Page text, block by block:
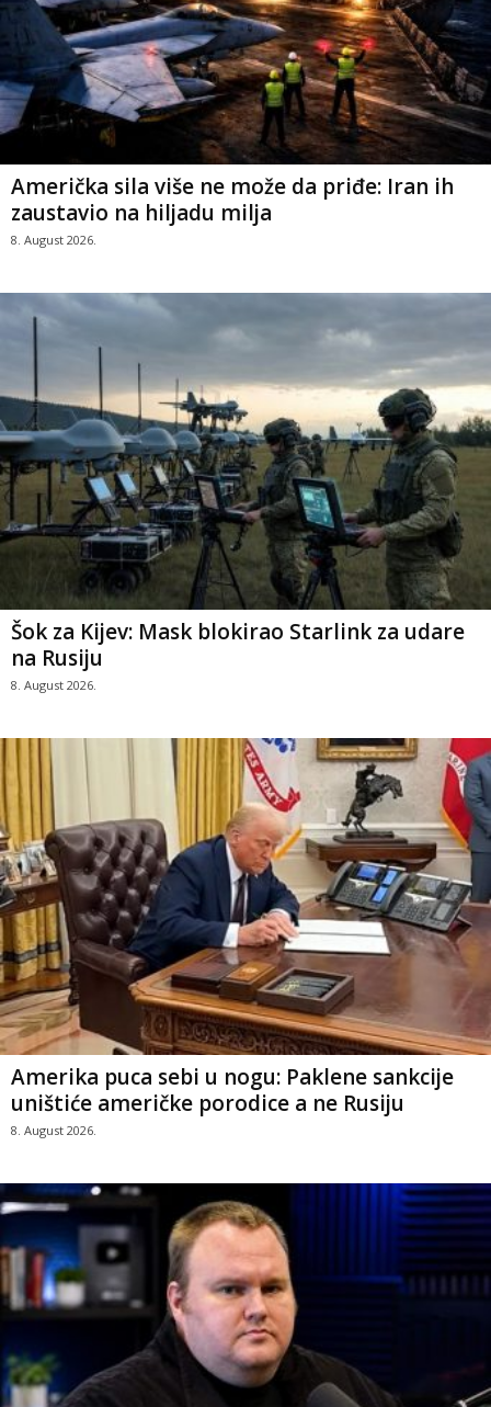
Američka sila više ne može da priđe: Iran ih
zaustavio na hiljadu milja
8. August 2026.
Šok za Kijev: Mask blokirao Starlink za udare
na Rusiju
8. August 2026.
Amerika puca sebi u nogu: Paklene sankcije
uništiće američke porodice a ne Rusiju
8. August 2026.